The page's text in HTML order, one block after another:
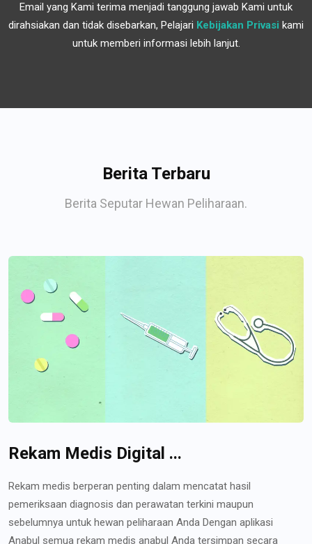
Email yang Kami terima menjadi tanggung jawab Kami untuk
dirahsiakan dan tidak disebarkan, Pelajari Kebijakan Privasi kami
untuk memberi informasi lebih lanjut.
Berita Terbaru
Berita Seputar Hewan Peliharaan.
Rekam Medis Digital ...
Rekam medis berperan penting dalam mencatat hasil
pemeriksaan diagnosis dan perawatan terkini maupun
sebelumnya untuk hewan peliharaan Anda Dengan aplikasi
Anabul semua rekam medis anabul Anda tersimpan secara